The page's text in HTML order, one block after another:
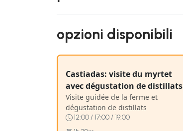
opzioni disponibili
Castiadas: visite du myrtet
avec dégustation de distillats
Visite guidée de la ferme et
dégustation de distillats
12:00 / 17:00 / 19:00